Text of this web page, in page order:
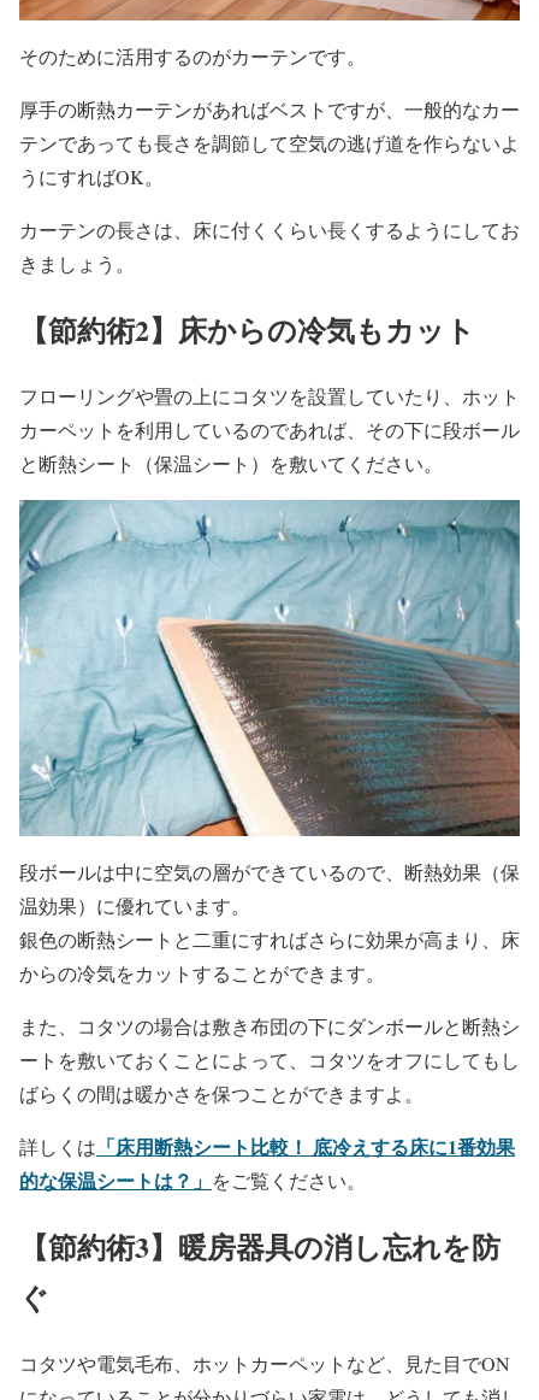
そのために活用するのがカーテンです。
厚手の断熱カーテンがあればベストですが、一般的なカー
テンであっても長さを調節して空気の逃げ道を作らないよ
うにすればOK。
カーテンの長さは、床に付くくらい長くするようにしてお
きましょう。
【節約術2】床からの冷気もカット
フローリングや畳の上にコタツを設置していたり、ホット
カーペットを利用しているのであれば、その下に段ボール
と断熱シート（保温シート）を敷いてください。
段ボールは中に空気の層ができているので、断熱効果（保
温効果）に優れています。
銀色の断熱シートと二重にすればさらに効果が高まり、床
からの冷気をカットすることができます。
また、コタツの場合は敷き布団の下にダンボールと断熱シ
ートを敷いておくことによって、コタツをオフにしてもし
ばらくの間は暖かさを保つことができますよ。
詳しくは 「床用断熱シート比較！ 底冷えする床に1番効果
的な保温シートは？」 をご覧ください。
【節約術3】暖房器具の消し忘れを防
ぐ
コタツや電気毛布、ホットカーペットなど、見た目でON